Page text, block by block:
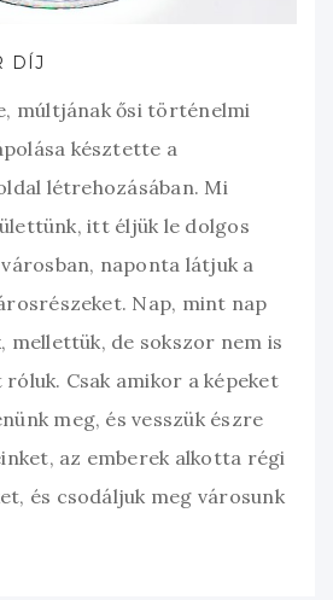
DÍJ
múltjának ősi történelmi
késztette a
létrehozásában. Mi
itt éljük le dolgos
naponta látjuk a
Nap, mint nap
mellettük, de sokszor nem is
Csak amikor a képeket
meg, és vesszük észre
az emberek alkotta régi
és csodáljuk meg városunk